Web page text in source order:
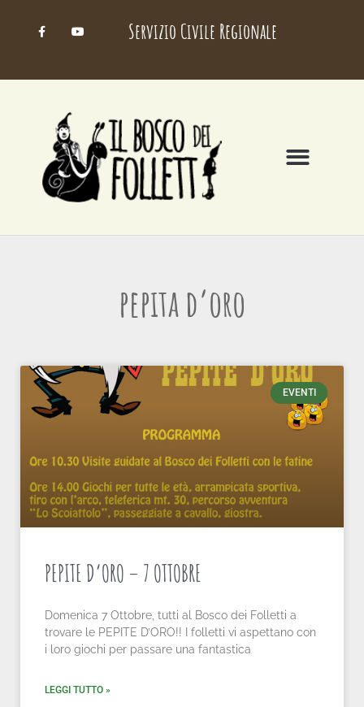
Servizio Civile Regionale
pepita d’oro
EVENTI
PEPITE D’ORO – 7 OTTOBRE
Domenica 7 Ottobre, tutti al Bosco dei Folletti a
trovare le PEPITE D’ORO!! I folletti vi aspettano con
i loro giochi per passare una fantastica
LEGGI TUTTO »